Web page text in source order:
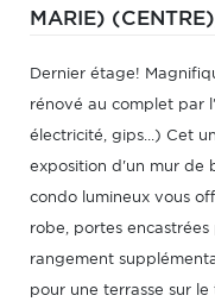
MARIE)
Dernier étage!
rénové au complet par
électricité, gips...) Cet
exposition d'un mur de
condo lumineux vous
robe, portes encastrées
rangement
pour une terrasse sur